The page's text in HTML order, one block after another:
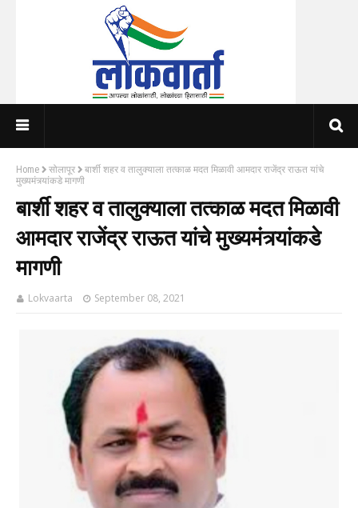
Home सोलापूर
बार्शी शहर व तालुक्याला तत्काळ मदत मिळावी आमदार राजेंद्र राऊत यांचे
मुख्यमंत्र्यांकडे मागणी
बार्शी शहर व तालुक्याला तत्काळ मदत मिळावी
आमदार राजेंद्र राऊत यांचे मुख्यमंत्र्यांकडे
मागणी
Lokvaarta September 08, 2021